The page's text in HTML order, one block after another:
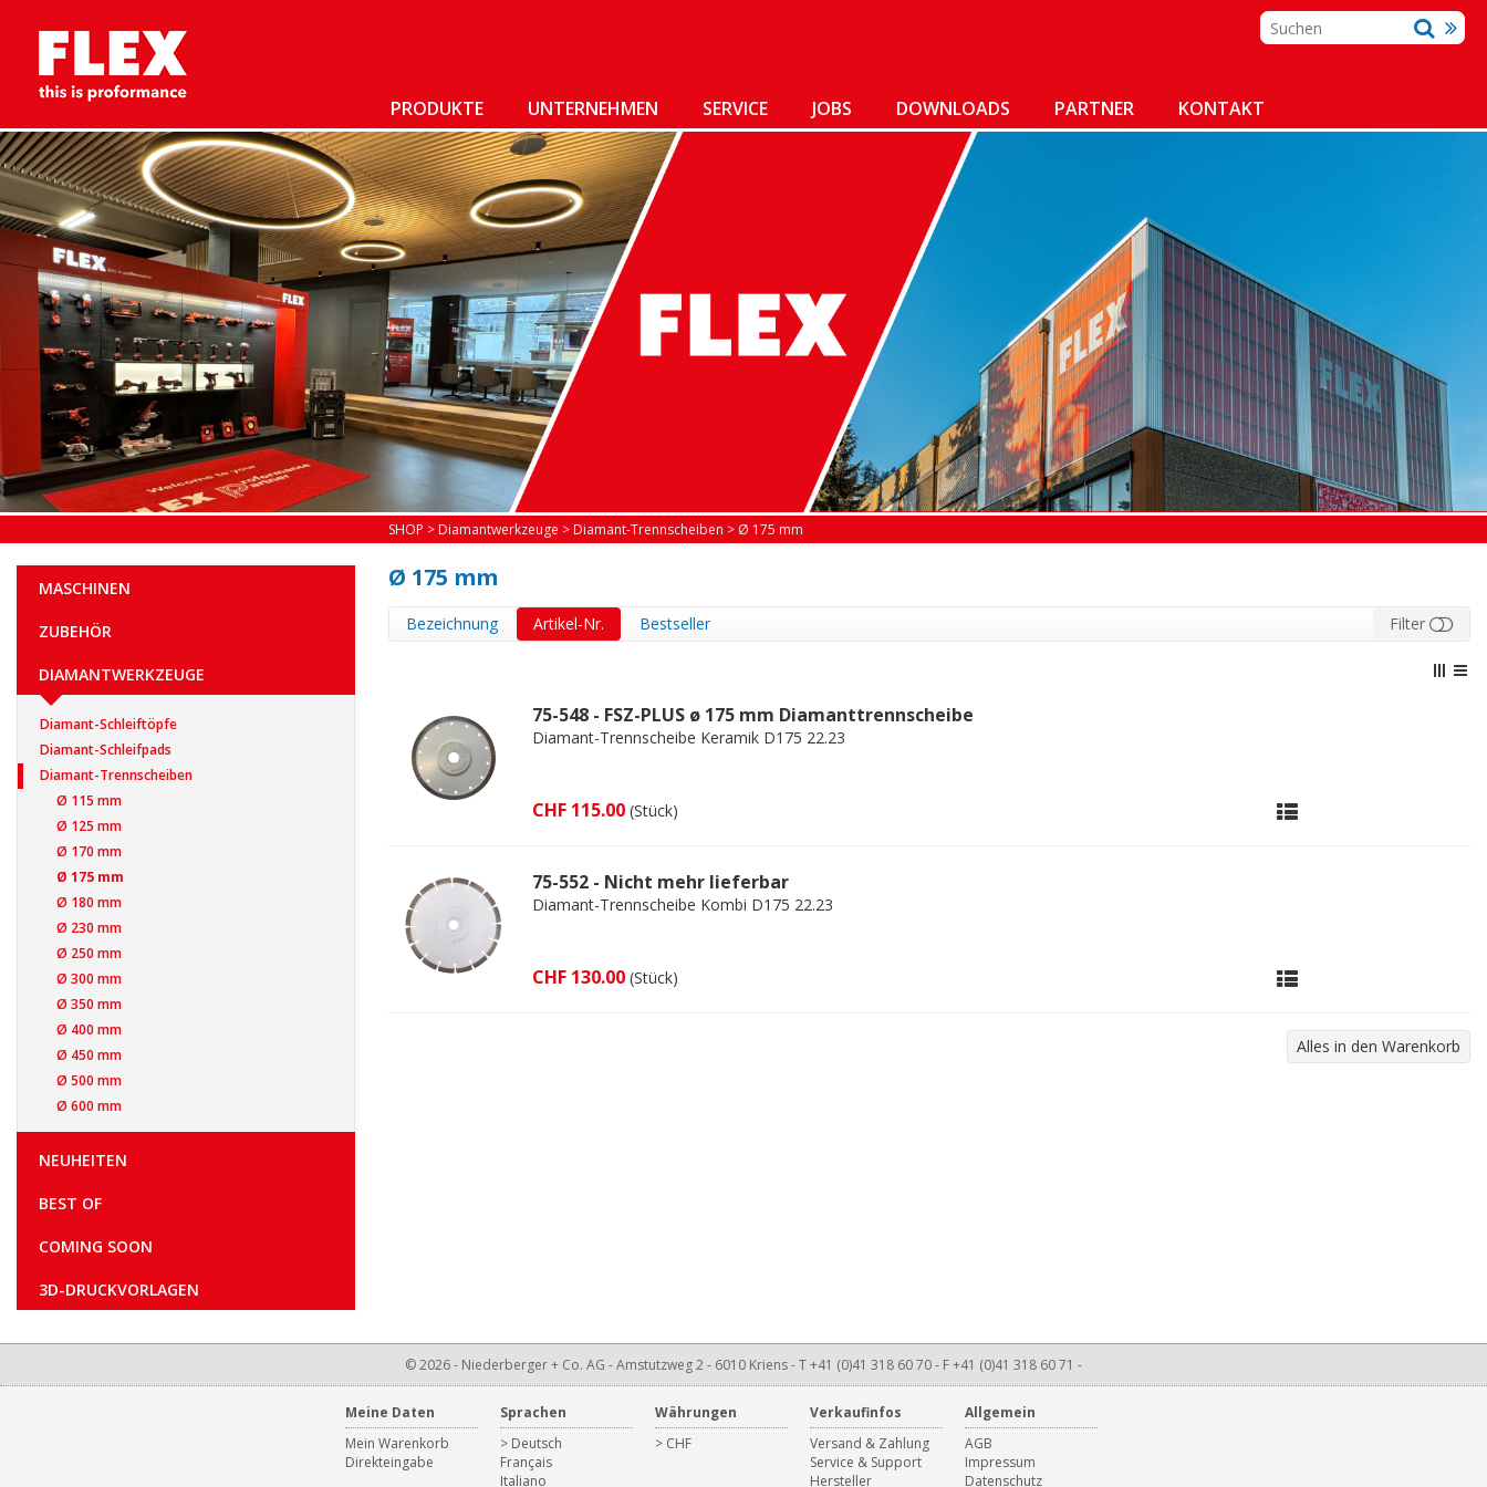
PRODUKTE UNTERNEHMEN SERVICE JOBS DOWNLOADS PARTNER KONTAKT
MASCHINEN
ZUBEHÖR
DIAMANTWERKZEUGE
Diamant-Schleiftöpfe
Diamant-Schleifpads
Diamant-Trennscheiben
Ø 115 mm
Ø 125 mm
Ø 170 mm
Ø 175 mm
Ø 180 mm
Ø 230 mm
Ø 250 mm
Ø 300 mm
Ø 350 mm
Ø 400 mm
Ø 450 mm
Ø 500 mm
Ø 600 mm
NEUHEITEN
BEST OF
COMING SOON
3D-DRUCKVORLAGEN
SHOP > Diamantwerkzeuge > Diamant-Trennscheiben > Ø 175 mm
Ø 175 mm
Bezeichnung Artikel-Nr. Bestseller Filter
75-548 - FSZ-PLUS ø 175 mm Diamanttrennscheibe
Diamant-Trennscheibe Keramik D175 22.23
CHF 115.00 (Stück)
75-552 - Nicht mehr lieferbar
Diamant-Trennscheibe Kombi D175 22.23
CHF 130.00 (Stück)
© 2026 - Niederberger + Co. AG - Amstutzweg 2 - 6010 Kriens - T +41 (0)41 318 60 70 - F +41 (0)41 318 60 71 -
Meine Daten
Mein Warenkorb
Direkteingabe
Sprachen
> Deutsch
Français
Italiano
Währungen
> CHF
Verkaufinfos
Versand & Zahlung
Service & Support
Hersteller
Allgemein
AGB
Impressum
Datenschutz